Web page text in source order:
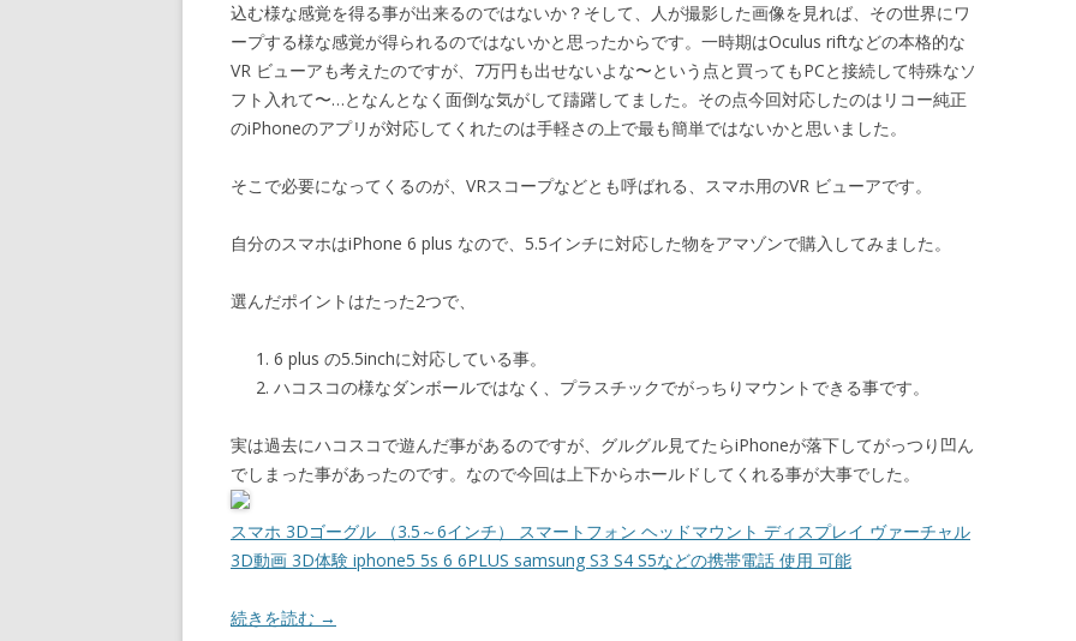
込む様な感覚を得る事が出来るのではないか？そして、人が撮影した画像を見れば、その世界にワ
ープする様な感覚が得られるのではないかと思ったからです。一時期はOculus riftなどの本格的な
VR ビューアも考えたのですが、7万円も出せないよな〜という点と買ってもPCと接続して特殊なソ
フト入れて〜…となんとなく面倒な気がして躊躇してました。その点今回対応したのはリコー純正
のiPhoneのアプリが対応してくれたのは手軽さの上で最も簡単ではないかと思いました。
そこで必要になってくるのが、VRスコープなどとも呼ばれる、スマホ用のVR ビューアです。
自分のスマホはiPhone 6 plus なので、5.5インチに対応した物をアマゾンで購入してみました。
選んだポイントはたった2つで、
6 plus の5.5inchに対応している事。
ハコスコの様なダンボールではなく、プラスチックでがっちりマウントできる事です。
実は過去にハコスコで遊んだ事があるのですが、グルグル見てたらiPhoneが落下してがっつり凹ん
でしまった事があったのです。なので今回は上下からホールドしてくれる事が大事でした。
スマホ 3Dゴーグル （3.5～6インチ） スマートフォン ヘッドマウント ディスプレイ ヴァーチャル
3D動画 3D体験 iphone5 5s 6 6PLUS samsung S3 S4 S5などの携帯電話 使用 可能
続きを読む →